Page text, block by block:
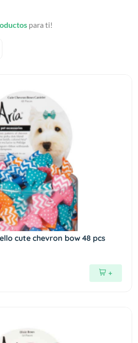
para ti!
cute chevron bow 48 pcs
+